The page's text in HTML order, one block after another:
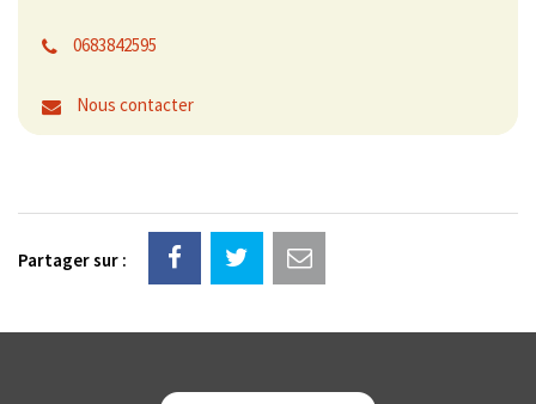
0683842595
Nous contacter
Partager sur :